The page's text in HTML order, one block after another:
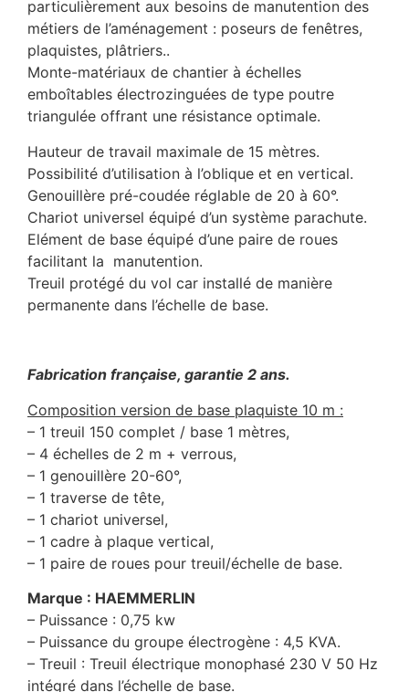
particulièrement aux besoins de manutention des
métiers de l’aménagement : poseurs de fenêtres,
plaquistes, plâtriers..
Monte-matériaux de chantier à échelles
emboîtables électrozinguées de type poutre
triangulée offrant une résistance optimale.
Hauteur de travail maximale de 15 mètres.
Possibilité d’utilisation à l’oblique et en vertical.
Genouillère pré-coudée réglable de 20 à 60°.
Chariot universel équipé d’un système parachute.
Elément de base équipé d’une paire de roues
facilitant la manutention.
Treuil protégé du vol car installé de manière
permanente dans l’échelle de base.
Fabrication française, garantie 2 ans.
Composition version de base plaquiste 10 m :
– 1 treuil 150 complet / base 1 mètres,
– 4 échelles de 2 m + verrous,
– 1 genouillère 20-60°,
– 1 traverse de tête,
– 1 chariot universel,
– 1 cadre à plaque vertical,
– 1 paire de roues pour treuil/échelle de base.
Marque : HAEMMERLIN
– Puissance : 0,75 kw
– Puissance du groupe électrogène : 4,5 KVA.
– Treuil : Treuil électrique monophasé 230 V 50 Hz
intégré dans l’échelle de base.